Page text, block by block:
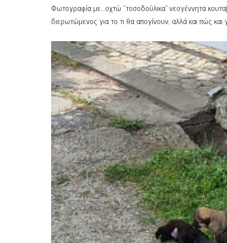
Φωτογραφία με…οχτώ “τοσοδούλικα” νεογέννητα
διερωτώμενος για το τι θα απογίνουν, αλλά και πώς και